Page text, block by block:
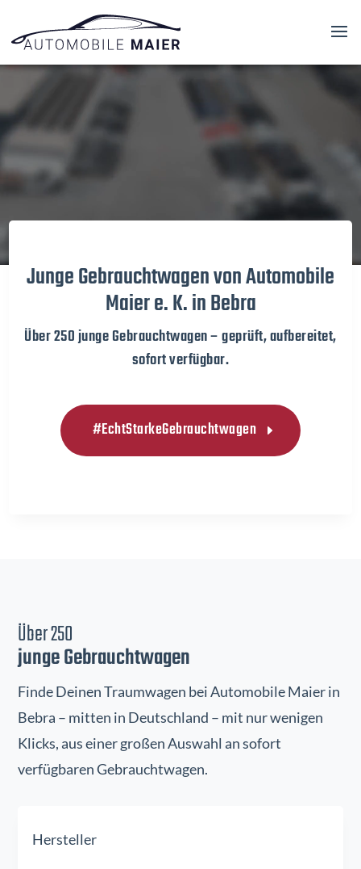
Player
Junge Gebrauchtwagen von Automobile
Maier e. K. in Bebra
Über 250 junge Gebrauchtwagen – geprüft, aufbereitet,
sofort verfügbar.
#EchtStarkeGebrauchtwagen
Über 250
junge Gebrauchtwagen
Finde Deinen Traumwagen bei Automobile Maier in
Bebra – mitten in Deutschland – mit nur wenigen
Klicks, aus einer großen Auswahl an sofort
verfügbaren Gebrauchtwagen.
Hersteller